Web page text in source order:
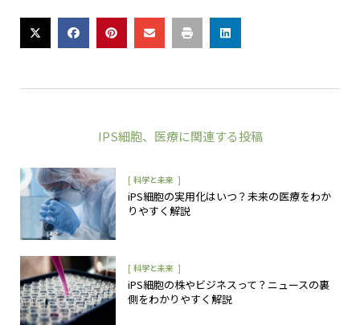
IPS細胞、 医療に関連する投稿
[ 科学と未来 ]
iPS細胞の実用化はいつ？未来の医療をわか
りやすく解説
[ 科学と未来 ]
iPS細胞の株やビジネスって？ニュースの裏
側をわかりやすく解説